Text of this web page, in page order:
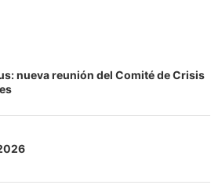
nueva reunión del Comité de Crisis